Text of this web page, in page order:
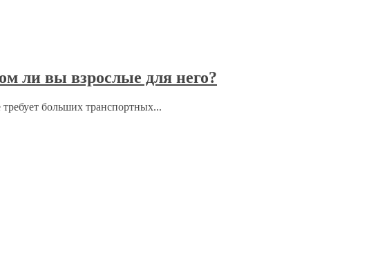
ли вы взрослые для него?
больших транспортных...